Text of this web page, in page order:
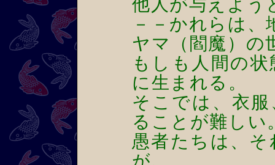
他人が与えよう
－－かれらは、
ヤマ（閻魔）の
もしも人間の
に生まれる。
そこでは、衣
ることが難しい
愚者たちは、
が、